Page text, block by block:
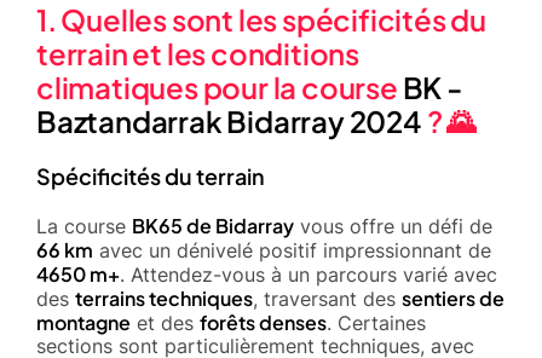
1. Quelles sont les spécificités du
terrain et les conditions
climatiques pour la course BK -
Baztandarrak Bidarray 2024 ? 🌄
Spécificités du terrain
La course BK65 de Bidarray vous offre un défi de
66 km avec un dénivelé positif impressionnant de
4650 m+. Attendez-vous à un parcours varié avec
des terrains techniques, traversant des sentiers de
montagne et des forêts denses. Certaines
sections sont particulièrement techniques, avec